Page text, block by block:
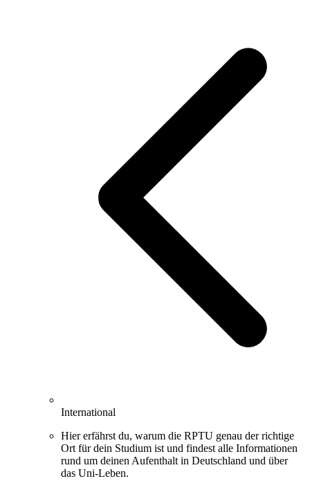
International
Hier erfährst du, warum die RPTU genau der richtige
Ort für dein Studium ist und findest alle Informationen
rund um deinen Aufenthalt in Deutschland und über
das Uni-Leben.